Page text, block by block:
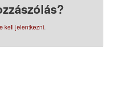
kell jelentkezni.